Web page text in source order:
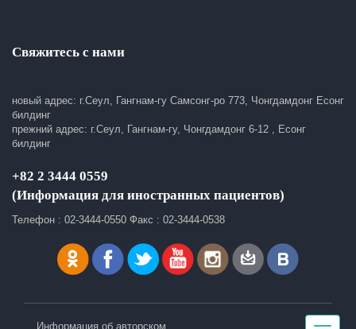
Свяжитесь с нами
новый адрес: г.Сеул, Гангнам-гу Самсонг-ро 773, Чонгдамдонг Есонг
билдинг
прежний адрес: г.Сеул, Гангнам-гу, Чонгдамдонг 6-12 , Есонг
билдинг
+82 2 3444 0559
(Информация для иностранных пациентов)
Телефон : 02-3444-0550 Факс : 02-3444-0538
Информация об авторском